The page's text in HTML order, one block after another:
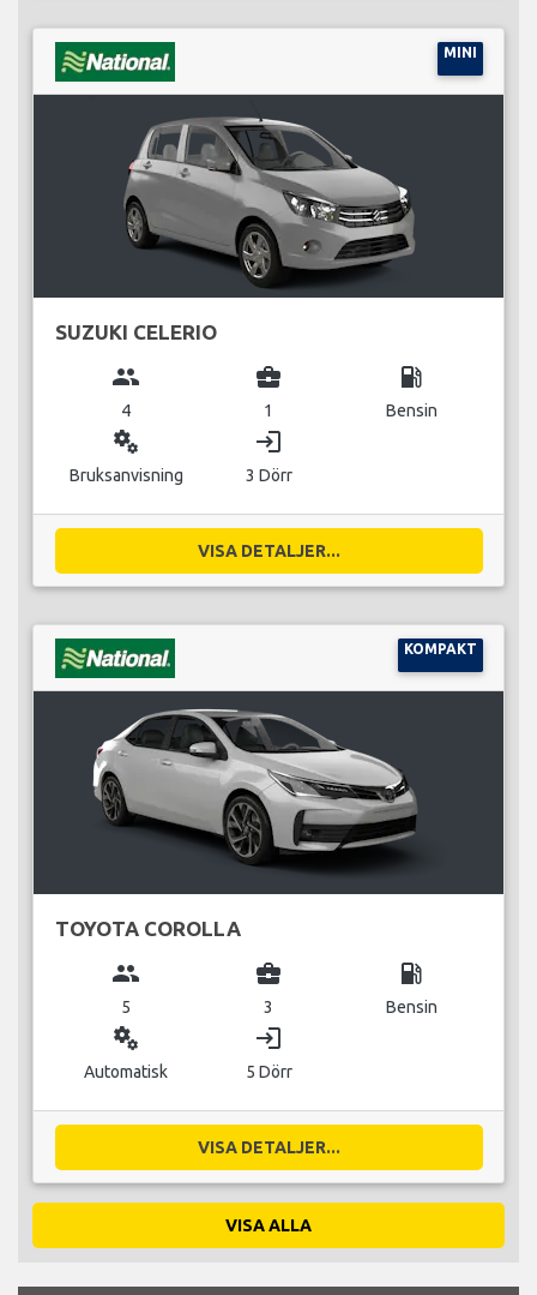
MINI
SUZUKI CELERIO
group
4
business_center
1
local_gas_station
Bensin
miscellaneous_services
Bruksanvisning
login
3 Dörr
VISA DETALJER...
KOMPAKT
TOYOTA COROLLA
group
5
business_center
3
local_gas_station
Bensin
miscellaneous_services
Automatisk
login
5 Dörr
VISA DETALJER...
VISA ALLA